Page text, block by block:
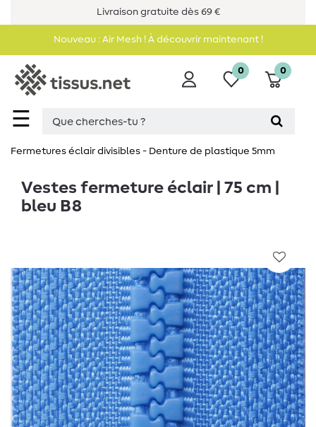
Livraison gratuite dès 69 €
Nouveau : Air Mesh ! À découvrir maintenant !
☰
0 0
Fermetures éclair divisibles - Denture de plastique 5mm
Vestes fermeture éclair | 75 cm |
bleu B8